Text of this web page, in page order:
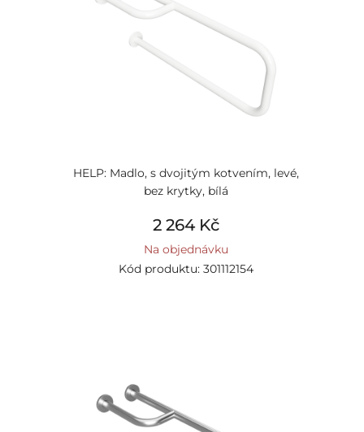
HELP: Madlo, s dvojitým kotvením, levé,
bez krytky, bílá
2 264 Kč
Na objednávku
Kód produktu: 301112154